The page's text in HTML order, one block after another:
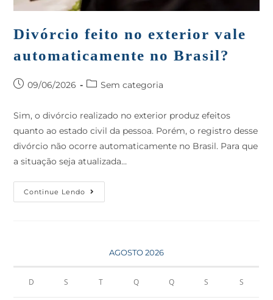
Divórcio feito no exterior vale
automaticamente no Brasil?
09/06/2026 Sem categoria
Sim, o divórcio realizado no exterior produz efeitos
quanto ao estado civil da pessoa. Porém, o registro desse
divórcio não ocorre automaticamente no Brasil. Para que
a situação seja atualizada…
Continue Lendo
AGOSTO 2026
D S T Q Q S S